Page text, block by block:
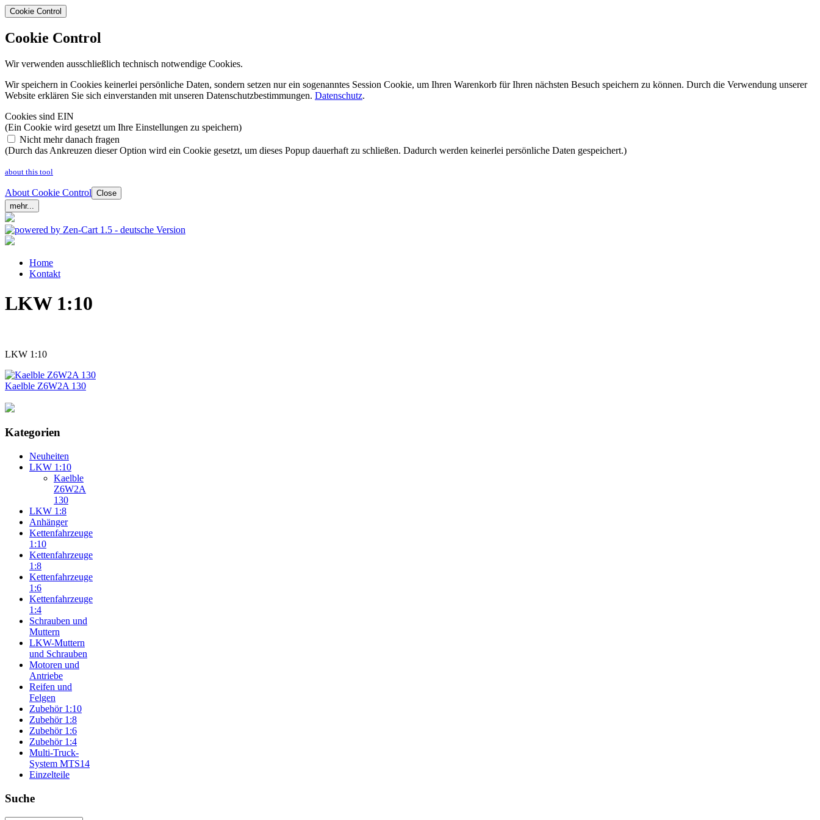
Cookie Control
Cookie Control
Wir verwenden ausschließlich technisch notwendige Cookies.
Wir speichern in Cookies keinerlei persönliche Daten, sondern setzen nur ein sogenanntes Session Cookie, um Ihren Warenkorb für Ihren nächsten Besuch speichern zu können. Durch die Verwendung unserer
Website erklären Sie sich einverstanden mit unseren Datenschutzbestimmungen. Datenschutz.
Cookies sind EIN
(Ein Cookie wird gesetzt um Ihre Einstellungen zu speichern)
Nicht mehr danach fragen
(Durch das Ankreuzen dieser Option wird ein Cookie gesetzt, um dieses Popup dauerhaft zu schließen. Dadurch werden keinerlei persönliche Daten gespeichert.)
about this tool
About Cookie Control Close
mehr...
Home
Kontakt
LKW 1:10
LKW 1:10
Kaelble Z6W2A 130
Kategorien
Neuheiten
LKW 1:10
Kaelble
Z6W2A
130
LKW 1:8
Anhänger
Kettenfahrzeuge
1:10
Kettenfahrzeuge
1:8
Kettenfahrzeuge
1:6
Kettenfahrzeuge
1:4
Schrauben und
Muttern
LKW-Muttern
und Schrauben
Motoren und
Antriebe
Reifen und
Felgen
Zubehör 1:10
Zubehör 1:8
Zubehör 1:6
Zubehör 1:4
Multi-Truck-
System MTS14
Einzelteile
Suche